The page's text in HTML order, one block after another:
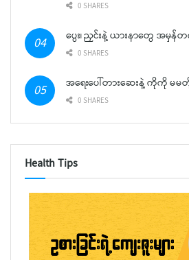
0 SHARES
ပွေး၊ ညှင်းနဲ့ ယားနာတွေ အမှ
0 SHARES
အရေးပေါ်တားဆေးနဲ့ ကိုကို မမတို့
0 SHARES
Health Tips